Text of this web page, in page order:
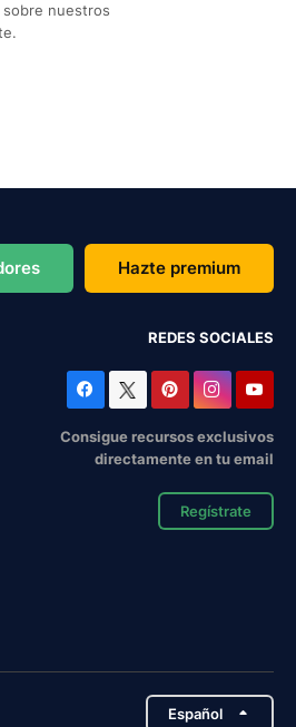
sobre nuestros
Hazte premium
REDES SOCIALES
Consigue recursos exclusivos
directamente en tu email
Regístrate
Español